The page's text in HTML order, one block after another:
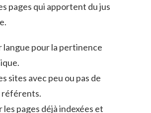
pages qui apportent du jus
langue pour la pertinence
sites avec peu ou pas de
référents.
les pages déjà indexées et